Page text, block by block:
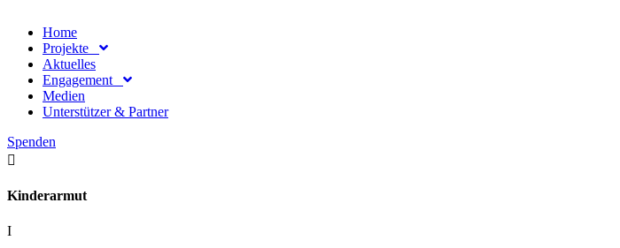
Home
Projekte
Aktuelles
Engagement
Medien
Unterstützer & Partner
Spenden

Kinderarmut
I